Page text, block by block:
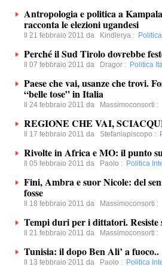
Antropologia e politica a
racconta le elezioni ugandesi
Il 21 febbraio 2011 da Kindlerya :
Perché il Sud Tirolo dovrebbe
Il 07 febbraio 2011 da Dragor : Politica
Paese che vai, usanze che trovi.
“belle tose” in Italia
Il 24 febbraio 2011 da Massimoconsorti :
REGIONE CHE VAI,
Il 17 febbraio 2011 da Stefaniapiscopo :
Rivolte in Africa e MO: il punto
Il 05 febbraio 2011 da Paolo : Politica
Fini, Ambra e suor Nicole: del
fosse
Il 18 febbraio 2011 da Massimoconsorti :
Tempi duri per i dittatori. Resiste
Il 21 febbraio 2011 da Massimoconsorti :
Tunisia: il dopo Ben Ali’ a fuoco..
Il 13 febbraio 2011 da Paolo : Politica